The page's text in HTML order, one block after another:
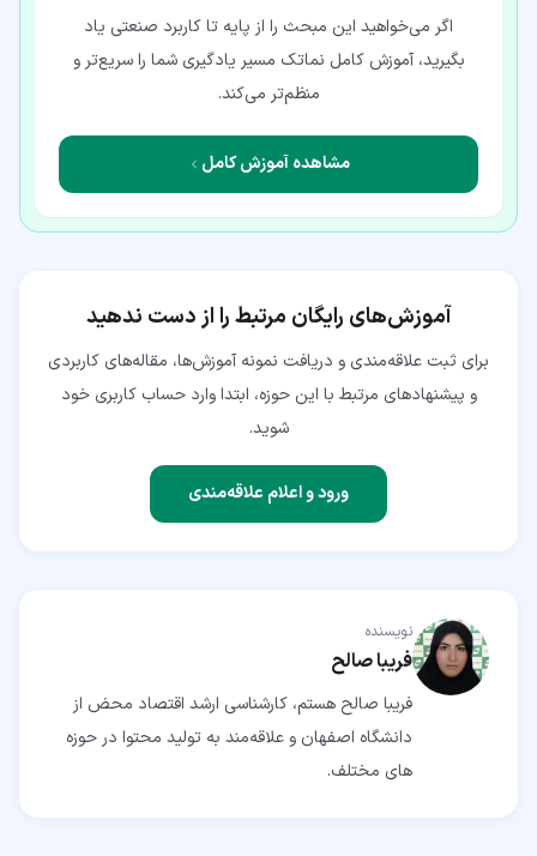
اگر می‌خواهید این مبحث را از پایه تا کاربرد صنعتی یاد
بگیرید، آموزش کامل نماتک مسیر یادگیری شما را سریع‌تر و
منظم‌تر می‌کند.
مشاهده آموزش کامل
آموزش‌های رایگان مرتبط را از دست ندهید
برای ثبت علاقه‌مندی و دریافت نمونه آموزش‌ها، مقاله‌های کاربردی
و پیشنهادهای مرتبط با این حوزه، ابتدا وارد حساب کاربری خود
شوید.
ورود و اعلام علاقه‌مندی
نویسنده
فریبا صالح
فریبا صالح هستم، کارشناسی ارشد اقتصاد محض از
دانشگاه اصفهان و علاقه‌مند به تولید محتوا در حوزه
های مختلف.